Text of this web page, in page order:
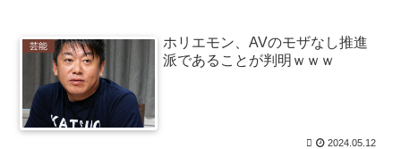
とめサイトアンテナ！
NEW! (8/7 15:03)
【動画】公園の水飲み場で前屈みで水を飲む女子、危
うく乳が見えてしまう / NEWまとめサイトアンテナ！
NEW! (8/7 15:01)
【悲報】仙台育英のマネージャー、首をひねっただけ
でなぜかウインクしたことにされてしまう / NEWまとめ
芸能
ホリエモン、AVのモザなし推進
派であることが判明ｗｗｗ
2024.05.12